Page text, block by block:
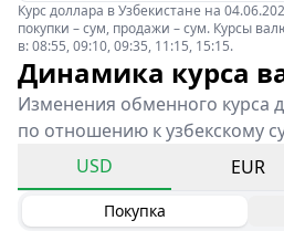
Курс доллара в Узбекистане на
покупки – сум, продажи – сум. Курсы
в: 08:55, 09:10, 09:35, 11:15, 15:15.
Динамика курса
Изменения обменного курса
по отношению к узбекскому
USD
EUR
Покупка